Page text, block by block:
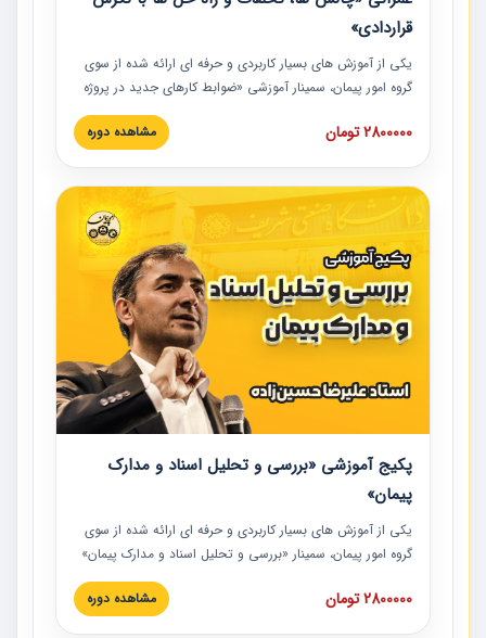
قراردادی»
یکی از آموزش‏‏‏‏‏‏ های بسیار کاربردی و حرفه‏ ای ارائه شده از سوی
گروه امور پیمان، سمینار آموزشی «ضوابط کارهای جدید در پروژه
های عمرانی» چالش ها، تخلفات و راه حل ها با نگرش قراردادی
است که در محل سندیکای شرکت های ساختمانی کشور ارائه شد.
مدارک پیمان به همراه تجربیات عملی ارائه شده است.
2800000 تومان مشاهده دوره
پکیج آموزشی «بررسی و تحلیل اسناد و مدارک
پیمان»
یکی از آموزش‏‏‏‏‏‏ های بسیار کاربردی و حرفه‏ ای ارائه شده از سوی
گروه امور پیمان، سمینار «بررسی و تحلیل اسناد و مدارک پیمان»
است که در دانشگاه صنعتی شریف ارائه شد. در این آموزش
نکات کلیدی مربوط به اسناد و مدارک پیمان، اولویت بندی اسناد
2800000 تومان مشاهده دوره